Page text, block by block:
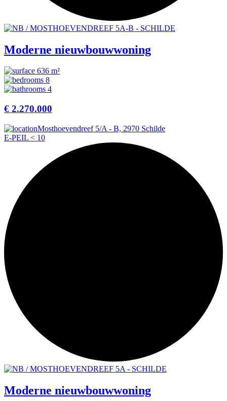
Moderne nieuwbouwwoning
636 m²
8
4
€ 2.270.000
Mosthoevendreef 5/A - B, 2970 Schilde
E-PEIL < 10
Moderne nieuwbouwwoning